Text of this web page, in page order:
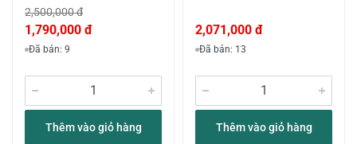
2,500,000 đ
1,790,000 đ
Đã bán: 9
Thêm vào giỏ hàng
2,071,000 đ
Đã bán: 13
Thêm vào giỏ hàng